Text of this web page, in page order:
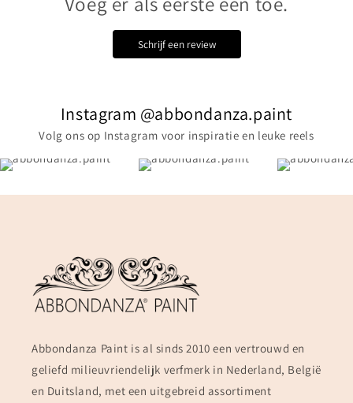
Schrijf een review
Instagram @abbondanza.paint
Volg ons op Instagram voor inspiratie en leuke reels
Abbondanza Paint is al sinds 2010 een vertrouwd en
geliefd milieuvriendelijk verfmerk in Nederland, België
en Duitsland, met een uitgebreid assortiment